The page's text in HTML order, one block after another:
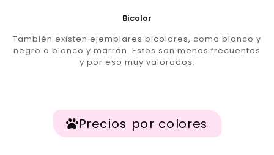
Bicolor
También existen ejemplares bicolores, como blanco y
negro o blanco y marrón. Estos son menos frecuentes
y por eso muy valorados.
Precios por colores